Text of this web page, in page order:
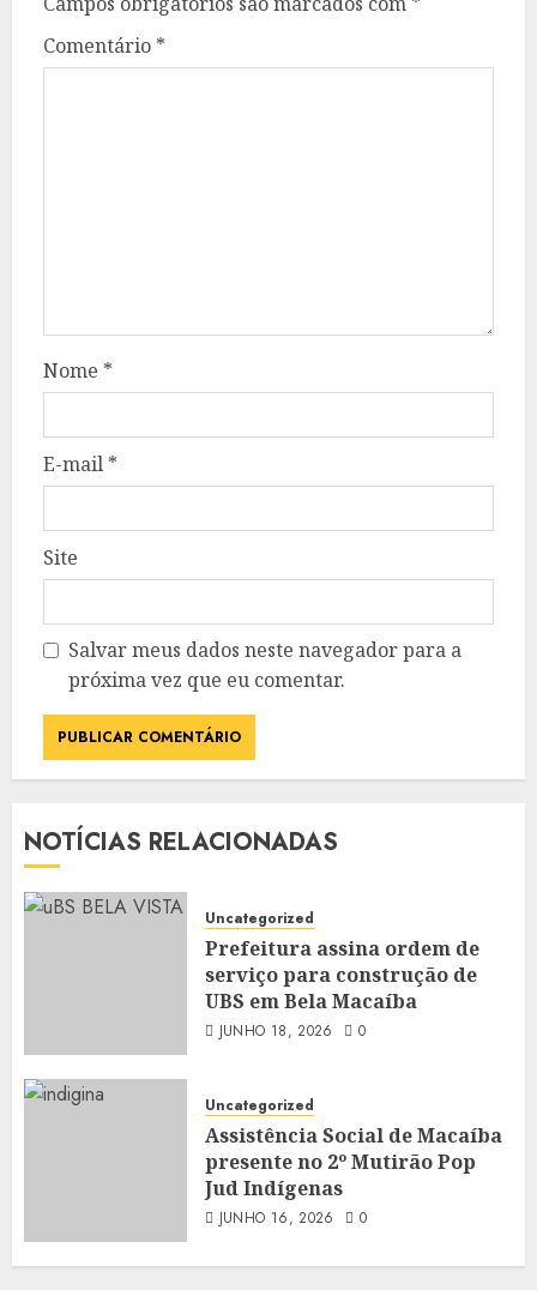
Comentário *
Nome *
E-mail *
Site
Salvar meus dados neste navegador para a
próxima vez que eu comentar.
NOTÍCIAS RELACIONADAS
Uncategorized
Prefeitura assina ordem de
serviço para construção de
UBS em Bela Macaíba
JUNHO 18, 2026 0
Uncategorized
Assistência Social de Macaíba
presente no 2º Mutirão Pop
Jud Indígenas
JUNHO 16, 2026 0